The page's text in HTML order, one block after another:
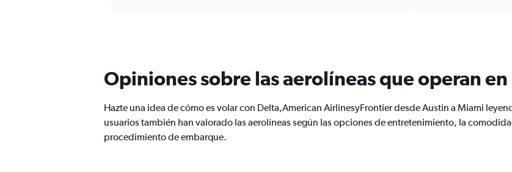
chart
has
Y
axis
displaying
has
2
axes
displaying
Opiniones sobre las aerolíneas que operan
Hazte una idea de cómo es volar con Delta,American AirlinesyFrontier desde Austin a Miami
usuarios también han valorado las aerolíneas según las opciones de entretenimiento, la
procedimiento de embarque.